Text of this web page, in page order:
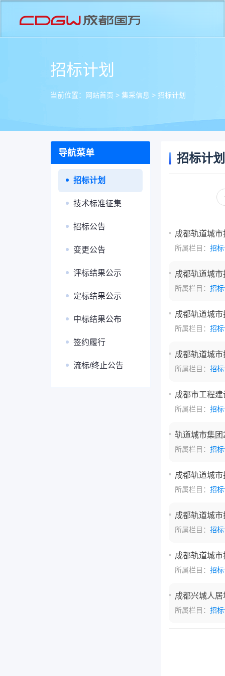
招标计划
当前位置： 网站首页 > 集采信息 > 招标计划
导航菜单
招标计划
技术标准征集
招标公告
变更公告
评标结果公示
定标结果公示
中标结果公布
签约履行
流标/终止公告
招标计划
成都轨道城
所属栏目： 招
成都轨道城
所属栏目： 招
成都轨道城
所属栏目： 招
成都轨道城
所属栏目： 招
成都市工程
所属栏目： 招
轨道城市集
所属栏目： 招
成都轨道城
所属栏目： 招
成都轨道城
所属栏目： 招
成都轨道城
所属栏目： 招
成都兴城人
所属栏目： 招